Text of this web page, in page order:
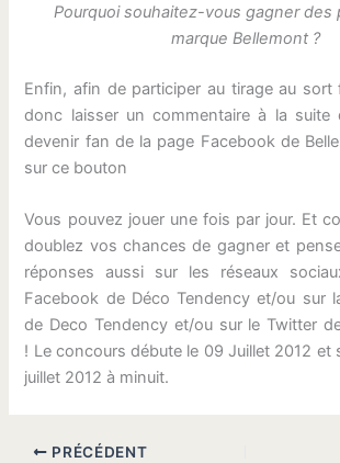
Pourquoi souhaitez-vous gagner des
marque Bellemont ?
Enfin, afin de participer au tirage au sort
donc laisser un commentaire à la suite
devenir fan de la page Facebook de
sur ce bouton
Vous pouvez jouer une fois par jour. Et
doublez vos chances de gagner et
réponses aussi sur les réseaux
Facebook de Déco Tendency et/ou sur
de Deco Tendency et/ou sur le Twitter
! Le concours débute le 09 Juillet 2012 et
juillet 2012 à minuit.
PRÉCÉDENT